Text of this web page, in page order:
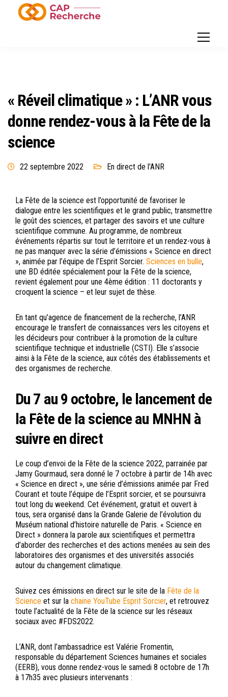
« Réveil climatique » : L’ANR vous
donne rendez-vous à la Fête de la
science
22 septembre 2022 En direct de l'ANR
La Fête de la science est l’opportunité de favoriser le
dialogue entre les scientifiques et le grand public, transmettre
le goût des sciences, et partager des savoirs et une culture
scientifique commune. Au programme, de nombreux
événements répartis sur tout le territoire et un rendez-vous à
ne pas manquer avec la série d’émissions « Science en direct
», animée par l’équipe de l’Esprit Sorcier. Sciences en bulle,
une BD éditée spécialement pour la Fête de la science,
revient également pour une 4ème édition : 11 doctorants y
croquent la science – et leur sujet de thèse.
En tant qu’agence de financement de la recherche, l’ANR
encourage le transfert de connaissances vers les citoyens et
les décideurs pour contribuer à la promotion de la culture
scientifique technique et industrielle (CSTI). Elle s’associe
ainsi à la Fête de la science, aux côtés des établissements et
des organismes de recherche.
Du 7 au 9 octobre, le lancement de
la Fête de la science au MNHN à
suivre en direct
Le coup d’envoi de la Fête de la science 2022, parrainée par
Jamy Gourmaud, sera donné le 7 octobre à partir de 14h avec
« Science en direct », une série d’émissions animée par Fred
Courant et toute l’équipe de l’Esprit sorcier, et se poursuivra
tout long du weekend. Cet événement, gratuit et ouvert à
tous, sera organisé dans la Grande Galerie de l’évolution du
Muséum national d’histoire naturelle de Paris. « Science en
Direct » donnera la parole aux scientifiques et permettra
d’aborder des recherches et des actions menées au sein des
laboratoires des organismes et des universités associés
autour du changement climatique.
Suivez ces émissions en direct sur le site de la Fête de la
Science et sur la chaine YouTube Esprit Sorcier, et retrouvez
toute l’actualité de la Fête de la science sur les réseaux
sociaux avec #FDS2022.
L’ANR, dont l’ambassadrice est Valérie Fromentin,
responsable du département Sciences humaines et sociales
(EERB), vous donne rendez-vous le samedi 8 octobre de 17h
à 17h35 avec plusieurs intervenants :